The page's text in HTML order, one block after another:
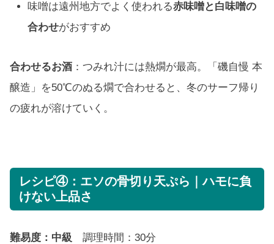
味噌は遠州地方でよく使われる赤味噌と白味噌の
合わせがおすすめ
合わせるお酒 ：つみれ汁には熱燗が最高。「磯自慢 本
醸造」を50℃のぬる燗で合わせると、冬のサーフ帰り
の疲れが溶けていく。
レシピ④：エソの骨切り天ぷら｜ハモに負
けない上品さ
難易度：中級 調理時間：30分